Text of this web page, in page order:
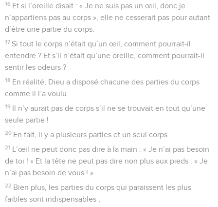
16 Et si l’oreille disait : « Je ne suis pas un œil, donc je
n’appartiens pas au corps », elle ne cesserait pas pour autant
d’être une partie du corps.
17 Si tout le corps n’était qu’un œil, comment pourrait-il
entendre ? Et s’il n’était qu’une oreille, comment pourrait-il
sentir les odeurs ?
18 En réalité, Dieu a disposé chacune des parties du corps
comme il l’a voulu.
19 Il n’y aurait pas de corps s’il ne se trouvait en tout qu’une
seule partie !
20 En fait, il y a plusieurs parties et un seul corps.
21 L’œil ne peut donc pas dire à la main : « Je n’ai pas besoin
de toi ! » Et la tête ne peut pas dire non plus aux pieds : « Je
n’ai pas besoin de vous ! »
22 Bien plus, les parties du corps qui paraissent les plus
faibles sont indispensables ;